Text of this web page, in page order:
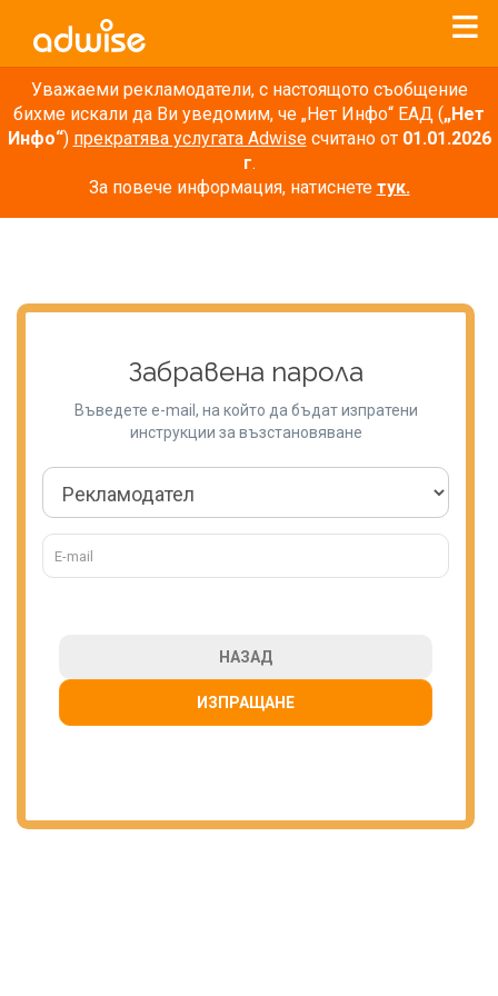
Уважаеми рекламодатели, с настоящото съобщение
бихме искали да Ви уведомим, че „Нет Инфо“ ЕАД („Нет
Инфо“) прекратява услугата Adwiseсчитано от 01.01.2026
г.
За повече информация, натиснете тук.
Забравена парола
Въведете e-mail, на който да бъдат изпратени
инструкции за възстановяване
НАЗАД
ИЗПРАЩАНЕ